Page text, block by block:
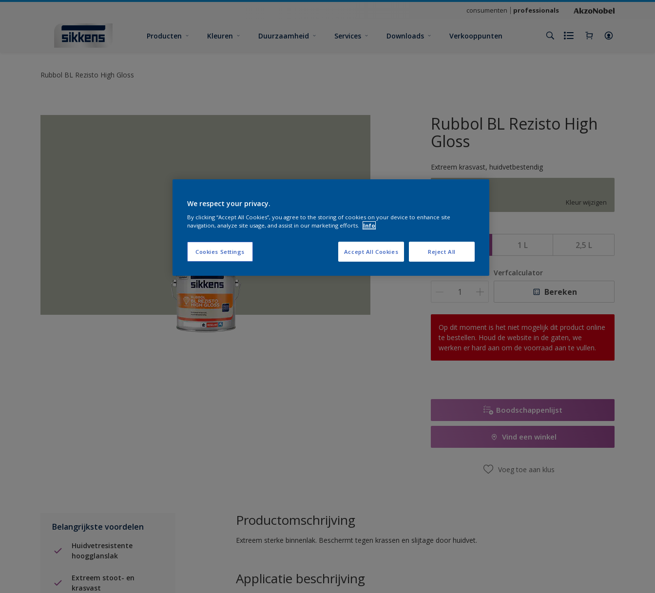
consumenten professionals
Producten Kleuren Duurzaamheid Services Downloads Verkooppunten
Rubbol BL Rezisto High Gloss
Rubbol BL Rezisto High
Gloss
Extreem krasvast, huidvetbestendig
Kleur wijzigen
500 ML 1 L 2,5 L
Verfcalculator
Bereken
Op dit moment is het niet mogelijk dit product online
te bestellen. Houd de website in de gaten, we
werken er hard aan om de voorraad aan te vullen.
Boodschappenlijst
Vind een winkel
Voeg toe aan klus
Belangrijkste voordelen
Huidvetresistente
hoogglanslak
Extreem stoot- en
krasvast
Productomschrijving
Extreem sterke binnenlak. Beschermt tegen krassen en slijtage door huidvet.
Applicatie beschrijving
We respect your privacy.
By clicking “Accept All Cookies”, you agree to the storing of cookies on your device to enhance site
navigation, analyze site usage, and assist in our marketing efforts.
Info
Cookies Settings Reject All
Accept All Cookies